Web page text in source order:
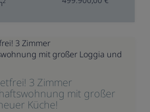
3 Zimmer
mit großer
Küche!